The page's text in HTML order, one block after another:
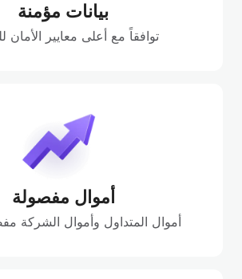
بيانات مؤمنة
توافقاً مع أعلى معايير الأمان
أموال مفصولة
أموال المتداول وأموال الشركة